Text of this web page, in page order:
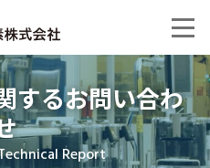
するお問い合わ
Report